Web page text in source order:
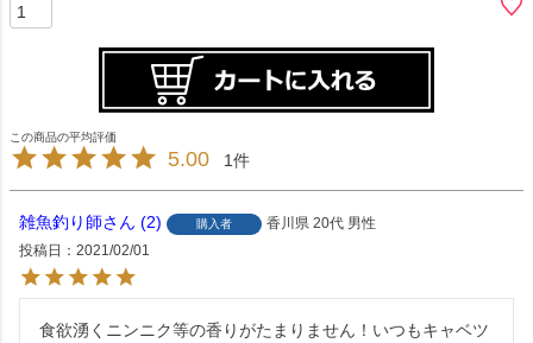
5.00 1
雑魚釣り師 2 購入者 香川県 20代 男性
投稿日
2021/02/01
食欲湧くニンニク等の香りがたまりません！いつもキャベツ